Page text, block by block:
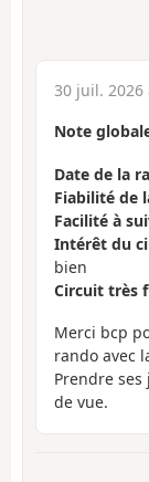
30 juil. 2026
Note
Date de la
Fiabilité de
Facilité à
Intérêt du
bien
Circuit très
Merci bcp
rando avec
Prendre
de vue.